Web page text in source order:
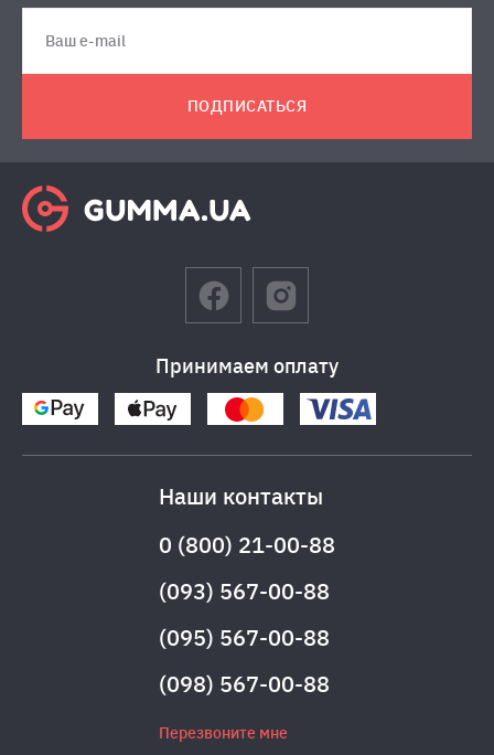
ПОДПИСАТЬСЯ
Принимаем оплату
Наши контакты
0 (800) 21-00-88
(093) 567-00-88
(095) 567-00-88
(098) 567-00-88
Перезвоните мне